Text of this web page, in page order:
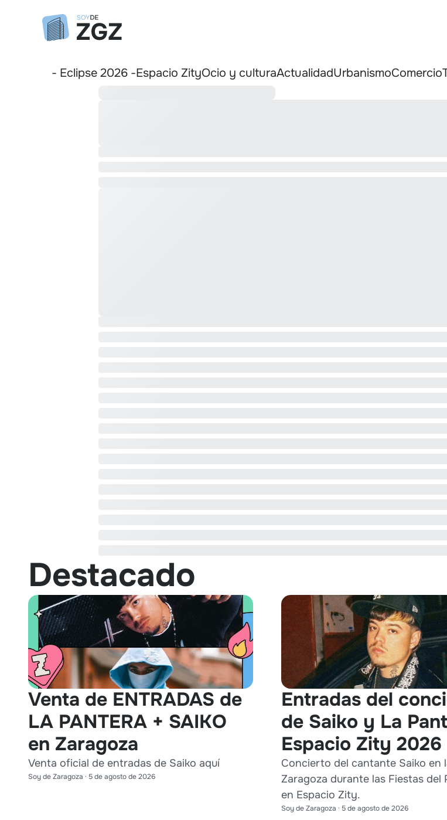
- Eclipse 2026 -Espacio ZityOcio y culturaActualidadUrbanismoComercio
Destacado
Venta de ENTRADAS de
LA PANTERA + SAIKO
en Zaragoza
Venta oficial de entradas de Saiko aquí
Soy de Zaragoza · 5 de agosto de 2026
Entradas del
de Saiko y La
Espacio Zity 2026
Concierto del cantante Saiko en
Zaragoza durante las Fiestas del
en Espacio Zity.
Soy de Zaragoza · 5 de agosto de 2026